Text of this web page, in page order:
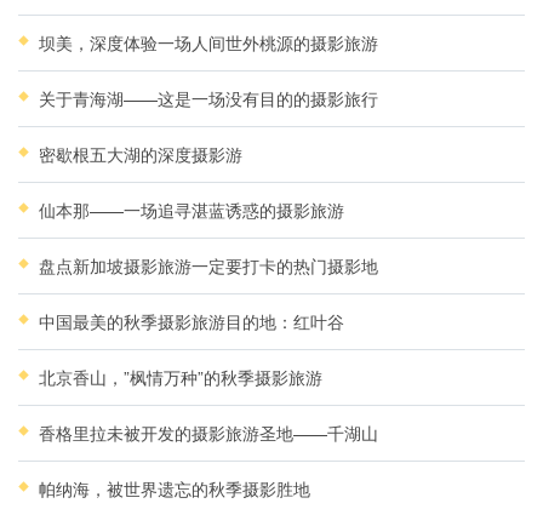
坝美，深度体验一场人间世外桃源的摄影旅游
关于青海湖——这是一场没有目的的摄影旅行
密歇根五大湖的深度摄影游
仙本那——一场追寻湛蓝诱惑的摄影旅游
盘点新加坡摄影旅游一定要打卡的热门摄影地
中国最美的秋季摄影旅游目的地：红叶谷
北京香山，”枫情万种”的秋季摄影旅游
香格里拉未被开发的摄影旅游圣地——千湖山
帕纳海，被世界遗忘的秋季摄影胜地